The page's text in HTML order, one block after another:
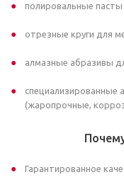
полировальные
отрезные круги для
алмазные абразивы
специализированные
(жаропрочные,
Гарантированное